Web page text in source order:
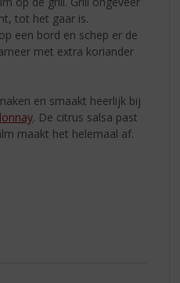
tot het gaar is.
een bord en schep er de
met extra koriander
en smaakt heerlijk bij
. De citrus salsa past
maakt het helemaal af.